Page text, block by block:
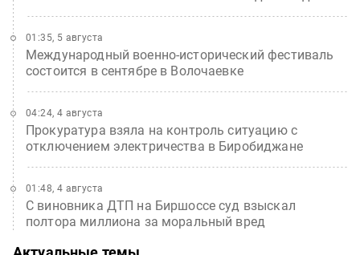
Международный военно-исторический фестиваль
состоится в сентябре в Волочаевке
01:35, 5 августа
Прокуратура взяла на контроль ситуацию с
отключением электричества в Биробиджане
04:24, 4 августа
С виновника ДТП на Биршоссе суд взыскал
полтора миллиона за моральный вред
01:48, 4 августа